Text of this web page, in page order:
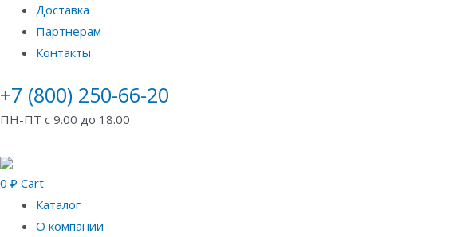
Доставка
Партнерам
Контакты
+7 (800) 250-66-20
ПН-ПТ с 9.00 до 18.00
0 ₽ Cart
Каталог
О компании